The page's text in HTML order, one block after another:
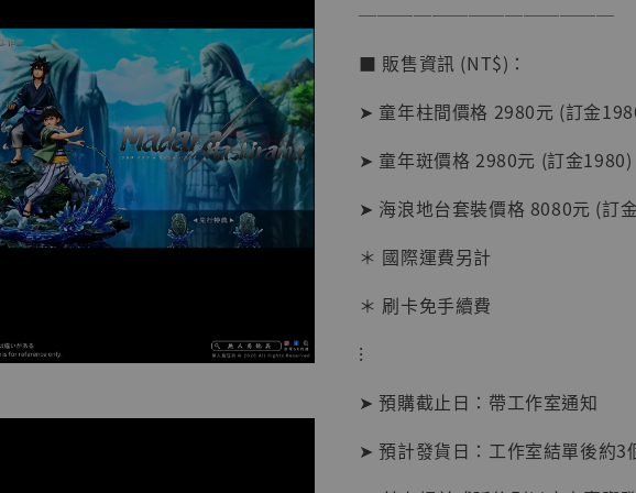
【現貨】
BJSTUDIO 1/6系列
子 [BK01]
NT$ 5,300
- +
──────────────
■ 販售資訊 (NT$)：
➤ 童年柱間價格 2980元 (訂金
➤ 童年斑價格 2980元 (訂金1980)
➤ 海浪地台套裝價格 8080元 (訂
＊ 國際運費另計
＊ 刷卡免手續費
⁝
➤ 預購截止日：帶工作室通知
➤ 預計發貨日：工作室結單後約3